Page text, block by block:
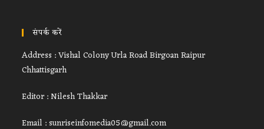
संपर्क करें
Address : Vishal Colony Urla Road Birgoan Raipur
Chhattisgarh
Editor : Nilesh Thakkar
Email : sunriseinfomedia05@gmail.com